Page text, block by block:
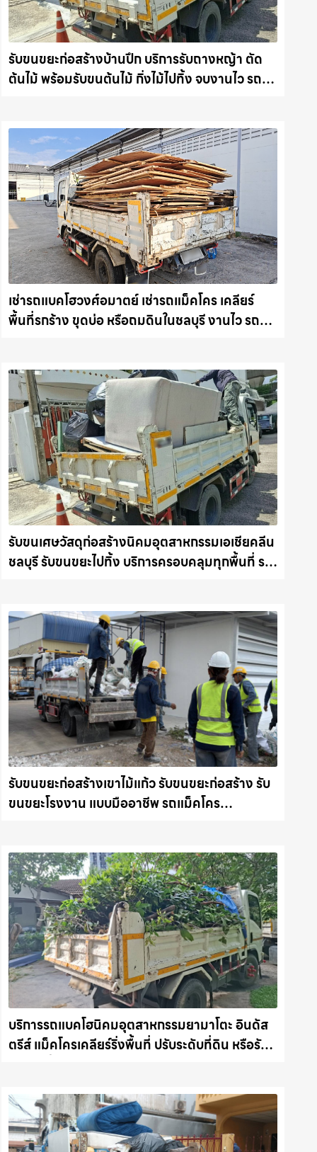
รับขนขยะก่อสร้างบ้านปึก บริการรับถางหญ้า ตัด
ต้นไม้ พร้อมรับขนต้นไม้ กิ่งไม้ไปทิ้ง จบงานไว รถ
เช่ารถแบคโฮวงศ์อมาตย์ เช่ารถแม็คโคร เคลียร์
พื้นที่รกร้าง ขุดบ่อ หรือถมดินในชลบุรี งานไว รถ
รับขนเศษวัสดุก่อสร้างนิคมอุตสาหกรรมเอเชียคลีน
ชลบุรี รับขนขยะไปทิ้ง บริการครอบคลุมทุกพื้นที่ รถ
รับขนขยะก่อสร้างเขาไม้แก้ว รับขนขยะก่อสร้าง รับ
ขนขยะโรงงาน แบบมืออาชีพ รถแม็คโคร
บริการรถแบคโฮนิคมอุตสาหกรรมยามาโตะ อินดัส
ตรีส์ แม็คโครเคลียร์ริ่งพื้นที่ ปรับระดับที่ดิน หรือรับ